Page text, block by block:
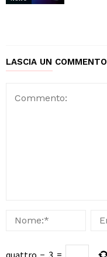
LASCIA UN COMMENTO
quattro − 3 =